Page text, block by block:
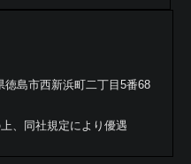
徳島市西新浜町二丁目5番68
、同社規定により優遇